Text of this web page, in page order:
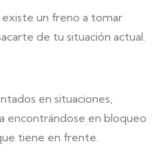
existe un freno a tomar
de tu situación actual.
en situaciones,
encontrándose en bloqueo
tiene en frente.